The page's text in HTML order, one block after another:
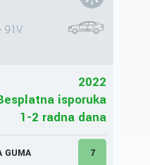
91V
2022
isporuka
1-2 radna dana
GUMA 7